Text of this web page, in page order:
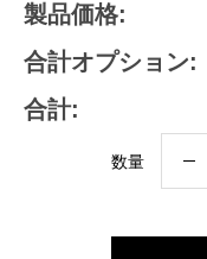
製品価格:
合計オプション:
合計:
数量